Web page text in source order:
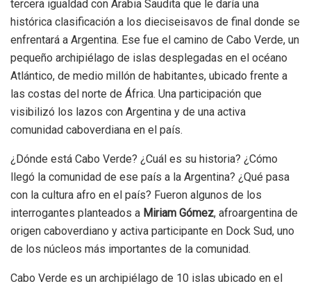
tercera igualdad con Arabia Saudita que le daría una
histórica clasificación a los dieciseisavos de final donde se
enfrentará a Argentina. Ese fue el camino de Cabo Verde, un
pequeño archipiélago de islas desplegadas en el océano
Atlántico, de medio millón de habitantes, ubicado frente a
las costas del norte de África. Una participación que
visibilizó los lazos con Argentina y de una activa
comunidad caboverdiana en el país.
¿Dónde está Cabo Verde? ¿Cuál es su historia? ¿Cómo
llegó la comunidad de ese país a la Argentina? ¿Qué pasa
con la cultura afro en el país? Fueron algunos de los
interrogantes planteados a Miriam Gómez, afroargentina de
origen caboverdiano y activa participante en Dock Sud, uno
de los núcleos más importantes de la comunidad.
Cabo Verde es un archipiélago de 10 islas ubicado en el